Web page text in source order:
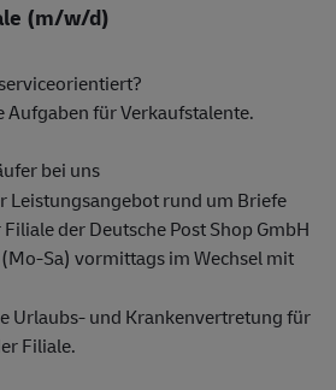
(m/w/d)
Aufgaben für Verkaufstalente.
bei uns
Leistungsangebot rund um Briefe
der Deutsche Post Shop GmbH
Sa) vormittags im Wechsel mit
Urlaubs- und Krankenvertretung für
Filiale.